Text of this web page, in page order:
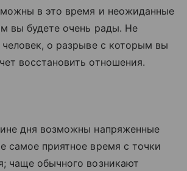
в это время и неожиданные
вы будете очень рады. Не
о разрыве с которым вы
восстановить отношения.
дня возможны напряженные
самое приятное время с точки
чаще обычного возникают